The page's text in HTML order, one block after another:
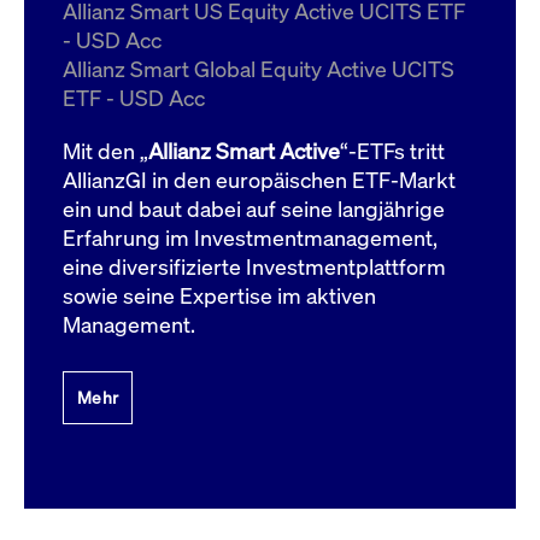
Allianz Smart US Equity Active UCITS ETF
- USD Acc
Allianz Smart Global Equity Active UCITS
ETF - USD Acc
Mit den „Allianz Smart Active“-ETFs tritt
AllianzGI in den europäischen ETF-Markt
ein und baut dabei auf seine langjährige
Erfahrung im Investmentmanagement,
eine diversifizierte Investmentplattform
sowie seine Expertise im aktiven
Management.
Mehr
ApplicationGatewayAffinityCORS
boerse.com
Domain
bis